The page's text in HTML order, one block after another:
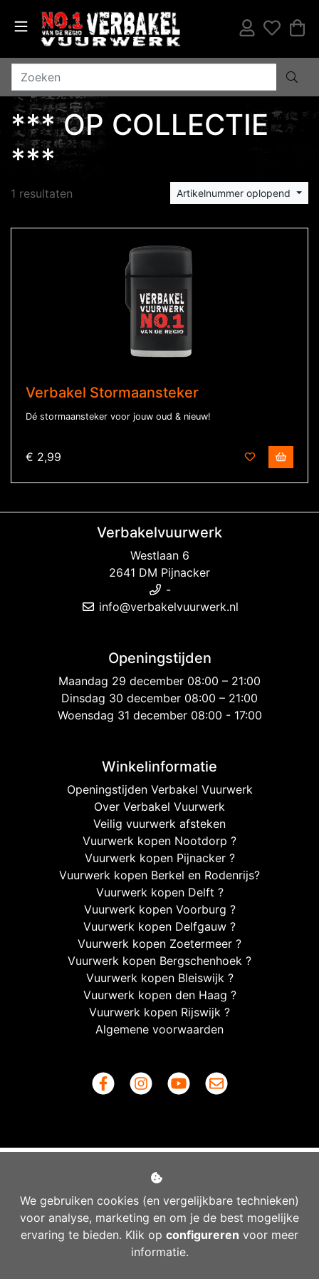
*** OP COLLECTIE
***
1 resultaten Artikelnummer oplopend
Verbakel Stormaansteker
Dé stormaansteker voor jouw oud & nieuw!
€ 2,99
We gebruiken cookies (en vergelijkbare technieken)
voor analyse, marketing en om je de best mogelijke
ervaring te bieden. Klik op configureren voor meer
informatie.
Verbakelvuurwerk
Westlaan 6
2641 DM Pijnacker
-
info@verbakelvuurwerk.nl
Openingstijden
Maandag 29 december 08:00 – 21:00
Dinsdag 30 december 08:00 – 21:00
Woensdag 31 december 08:00 - 17:00
Winkelinformatie
Openingstijden Verbakel Vuurwerk
Over Verbakel Vuurwerk
Veilig vuurwerk afsteken
Vuurwerk kopen Nootdorp ?
Vuurwerk kopen Pijnacker ?
Vuurwerk kopen Berkel en Rodenrijs?
Vuurwerk kopen Delft ?
Vuurwerk kopen Voorburg ?
Vuurwerk kopen Delfgauw ?
Vuurwerk kopen Zoetermeer ?
Vuurwerk kopen Bergschenhoek ?
Vuurwerk kopen Bleiswijk ?
Vuurwerk kopen den Haag ?
Vuurwerk kopen Rijswijk ?
Algemene voorwaarden